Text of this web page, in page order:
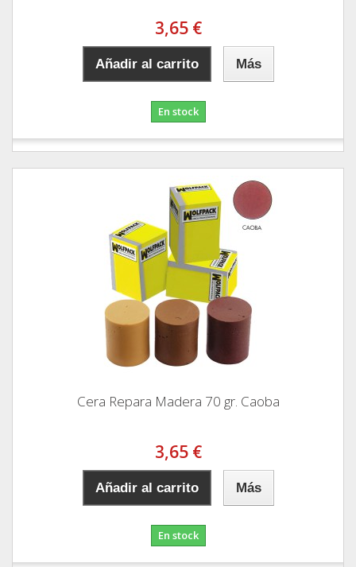
3,65 €
Añadir al carrito Más
En stock
Cera Repara Madera 70 gr. Caoba
3,65 €
Añadir al carrito Más
En stock